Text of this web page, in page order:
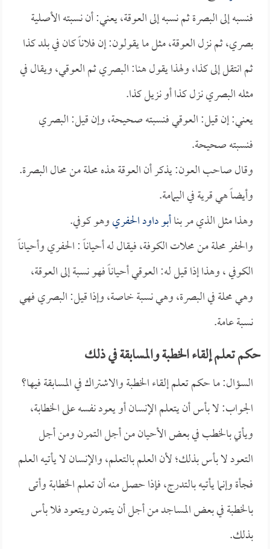
فنسبه إلى البصرة ثم نسبه إلى العوقة، يعني: أن نسبته الأصلية
بصري، ثم نزل العوقة، مثل ما يقولون: إن فلاناً كان في بلد كذا
ثم انتقل إلى كذا، ولهذا يقول هنا: البصري ثم العوقي، ويقال في
مثله البصري نزل كذا أو نزيل كذا.
يعني: إن قيل: العوقي فنسبته صحيحة، وإن قيل: البصري
فنسبته صحيحة.
وقال صاحب العون: يذكر أن العوقة هذه محلة من محال البصرة.
وأيضاً هي قرية في اليمامة.
وهذا مثل الذي مر بناأبو داود الحفريوهو كوفي.
والحفر محلة من محلات الكوفة، فيقال له أحياناً : الحفري وأحياناً
الكوفي ، وهذا إذا قيل له: العوقي أحياناً فهو نسبة إلى العوقة،
وهي محلة في البصرة، وهي نسبة خاصة، وإذا قيل: البصري فهي
نسبة عامة.
حكم تعلم إلقاء الخطبة والمسابقة في ذلك
السؤال: ما حكم تعلم إلقاء الخطبة والاشتراك في المسابقة فيها؟
الجواب: لا بأس أن يتعلم الإنسان أو يعود نفسه على الخطابة،
ويأتي بالخطب في بعض الأحيان من أجل التمرن ومن أجل
التعود لا بأس بذلك؛ لأن العلم بالتعلم، والإنسان لا يأتيه العلم
فجأة وإنما يأتيه بالتدرج، فإذا حصل منه أن تعلم الخطابة وأتى
بالخطبة في بعض المساجد من أجل أن يتمرن ويتعود فلا بأس
بذلك.